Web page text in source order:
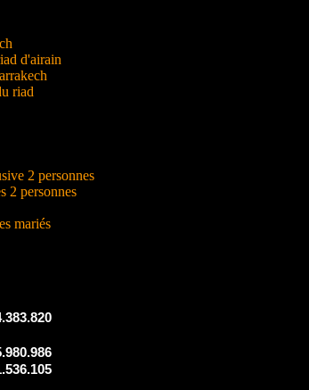
d'airain
riad
2 personnes
2 personnes
mariés